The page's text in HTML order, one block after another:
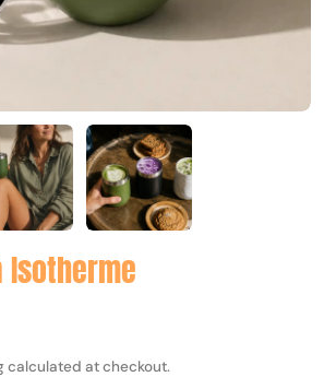
calculated at checkout.